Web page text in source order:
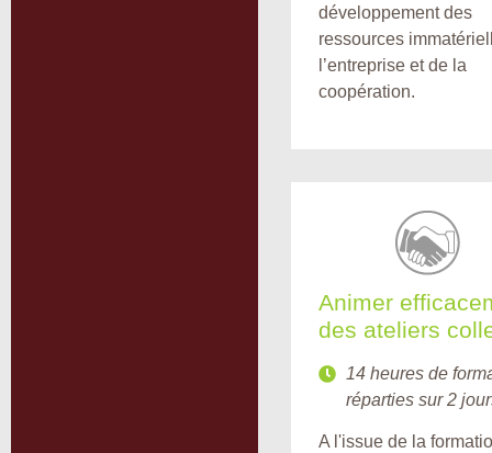
développement des
ressources
l’entreprise et de la
coopération.
Animer
des ateliers
14 heures de
réparties sur 2
A l'issue de la